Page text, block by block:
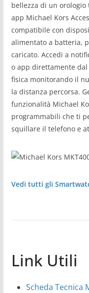
bellezza di un
app Michael Kors
compatibile con
alimentato a batteria,
caricato. Accedi a
o app direttamente
fisica monitorando il
la distanza percorsa.
funzionalità Michael
programmabili che ti
squillare il telefono e
Vedi tutti gli
Link Utili
Scheda Tecnica